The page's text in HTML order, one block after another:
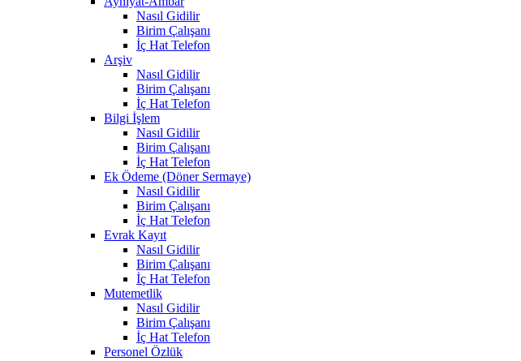
Nasıl Gidilir
Birim Çalışanı
İç Hat Telefon
Arşiv
Nasıl Gidilir
Birim Çalışanı
İç Hat Telefon
Bilgi İşlem
Nasıl Gidilir
Birim Çalışanı
İç Hat Telefon
Ek Ödeme (Döner Sermaye)
Nasıl Gidilir
Birim Çalışanı
İç Hat Telefon
Evrak Kayıt
Nasıl Gidilir
Birim Çalışanı
İç Hat Telefon
Mutemetlik
Nasıl Gidilir
Birim Çalışanı
İç Hat Telefon
Personel Özlük